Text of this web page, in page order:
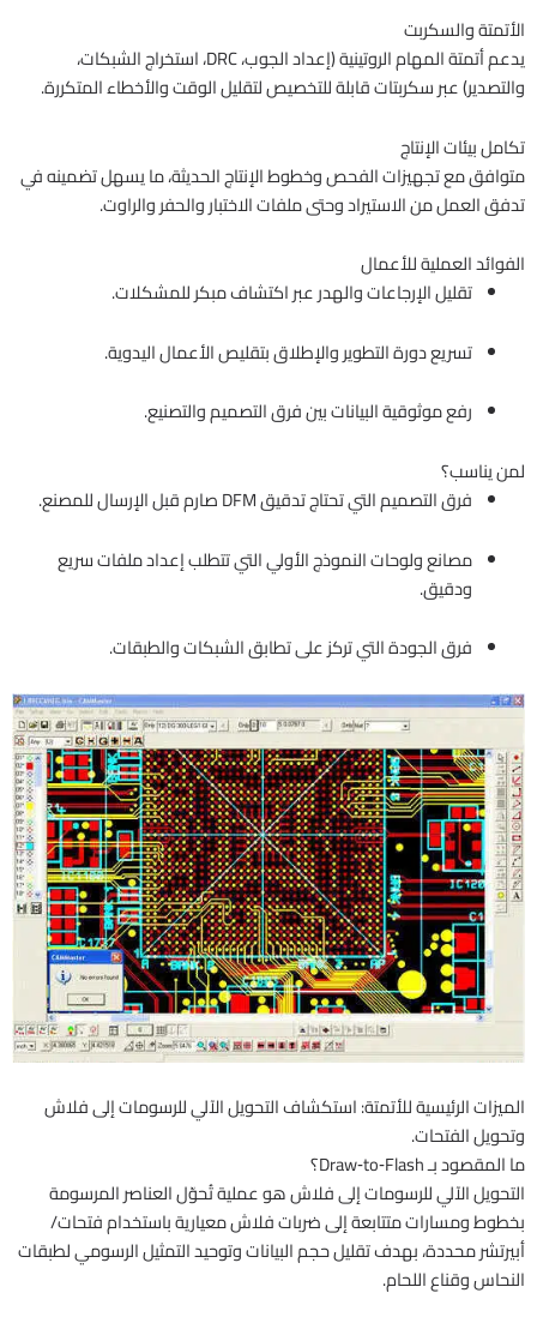
الأتمتة والسكربت
يدعم أتمتة المهام الروتينية (إعداد الجوب، DRC، استخراج الشبكات،
والتصدير) عبر سكربتات قابلة للتخصيص لتقليل الوقت والأخطاء المتكررة.
تكامل بيئات الإنتاج
متوافق مع تجهيزات الفحص وخطوط الإنتاج الحديثة، ما يسهل تضمينه في
تدفق العمل من الاستيراد وحتى ملفات الاختبار والحفر والراوت.
الفوائد العملية للأعمال
تقليل الإرجاعات والهدر عبر اكتشاف مبكر للمشكلات.
تسريع دورة التطوير والإطلاق بتقليص الأعمال اليدوية.
رفع موثوقية البيانات بين فرق التصميم والتصنيع.
لمن يناسب؟
فرق التصميم التي تحتاج تدقيق DFM صارم قبل الإرسال للمصنع.
مصانع ولوحات النموذج الأولي التي تتطلب إعداد ملفات سريع
ودقيق.
فرق الجودة التي تركز على تطابق الشبكات والطبقات.
الميزات الرئيسية للأتمتة: استكشاف التحويل الآلي للرسومات إلى فلاش
وتحويل الفتحات.
ما المقصود بـ Draw‑to‑Flash؟
التحويل الآلي للرسومات إلى فلاش هو عملية تُحوّل العناصر المرسومة
بخطوط ومسارات متتابعة إلى ضربات فلاش معيارية باستخدام فتحات/
أبيرتشر محددة، بهدف تقليل حجم البيانات وتوحيد التمثيل الرسومي لطبقات
النحاس وقناع اللحام.